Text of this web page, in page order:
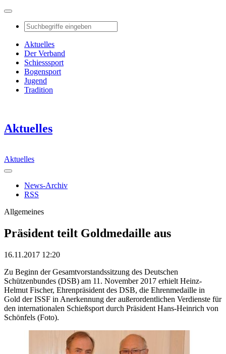
Aktuelles
Der Verband
Schiesssport
Bogensport
Jugend
Tradition
Aktuelles
Aktuelles
News-Archiv
RSS
Allgemeines
Präsident teilt Goldmedaille aus
16.11.2017 12:20
Zu Beginn der Gesamtvorstandssitzung des Deutschen
Schützenbundes (DSB) am 11. November 2017 erhielt Heinz-
Helmut Fischer, Ehrenpräsident des DSB, die Ehrenmedaille in
Gold der ISSF in Anerkennung der außerordentlichen Verdienste für
den internationalen Schießsport durch Präsident Hans-Heinrich von
Schönfels (Foto).